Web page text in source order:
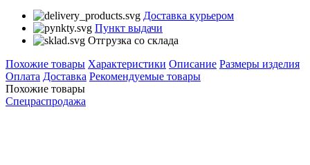
Доставка курьером
Пункт выдачи
Отгрузка со склада
Похожие товары Характеристики Описание Размеры изделия
Оплата Доставка Рекомендуемые товары
Похожие товары
Спецраспродажа